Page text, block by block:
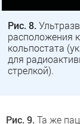
Рис. 8.
расположения
кольпостата
для
стрелкой).
Рис. 9. Та же